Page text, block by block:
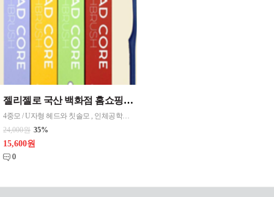
젤리젤로 국산 백화점 홈쇼핑 칫솔 4입세트 선물케이스 랜덤
4중모 / U자형 헤드와 칫솔모 , 인체공학적 설계 , 24가지 색상 , 위생적인 클린캡 , 지구를 위한 칫솔대 PLA재질
24,000원 35%
15,600원
0